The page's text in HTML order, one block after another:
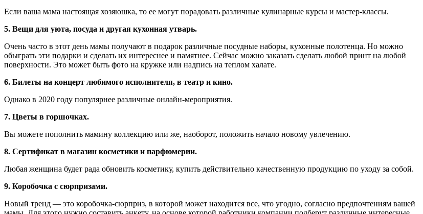
Если ваша мама настоящая хозяюшка, то ее могут порадовать различные кулинарные курсы и мастер-классы.
5. Вещи для уюта, посуда и другая кухонная утварь.
Очень часто в этот день мамы получают в подарок различные посудные наборы, кухонные полотенца. Но можно
обыграть эти подарки и сделать их интереснее и памятнее. Сейчас можно заказать сделать любой принт на любой
поверхности. Это может быть фото на кружке или надпись на теплом халате.
6. Билеты на концерт любимого исполнителя, в театр и кино.
Однако в 2020 году популярнее различные онлайн-мероприятия.
7. Цветы в горшочках.
Вы можете пополнить мамину коллекцию или же, наоборот, положить начало новому увлечению.
8. Сертификат в магазин косметики и парфюмерии.
Любая женщина будет рада обновить косметику, купить действительно качественную продукцию по уходу за собой.
9. Коробочка с сюрпризами.
Новый тренд — это коробочка-сюрприз, в которой может находится все, что угодно, согласно предпочтениям вашей